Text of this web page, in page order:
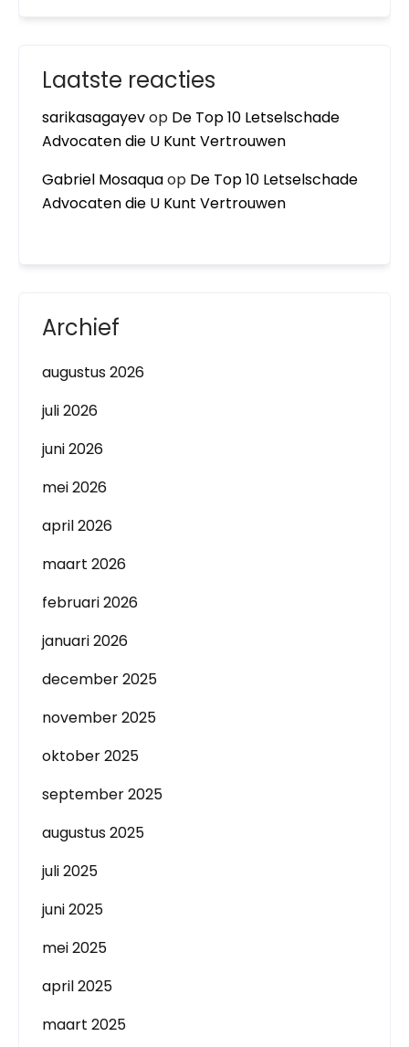
Laatste reacties
sarikasagayevop De Top 10 Letselschade
Advocaten die U Kunt Vertrouwen
Gabriel Mosaquaop De Top 10 Letselschade
Advocaten die U Kunt Vertrouwen
Archief
augustus 2026
juli 2026
juni 2026
mei 2026
april 2026
maart 2026
februari 2026
januari 2026
december 2025
november 2025
oktober 2025
september 2025
augustus 2025
juli 2025
juni 2025
mei 2025
april 2025
maart 2025